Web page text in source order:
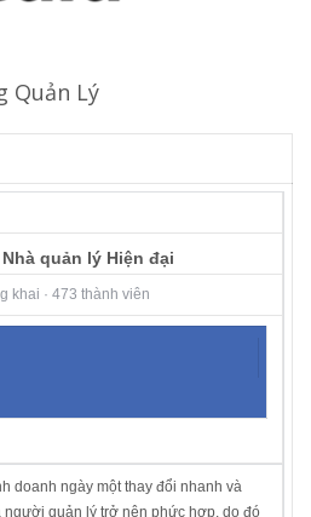
Quản Lý
quản lý Hiện đại
khai · 473 thành viên
doanh ngày một thay đổi nhanh và
người quản lý trở nên phức hợp, do đó